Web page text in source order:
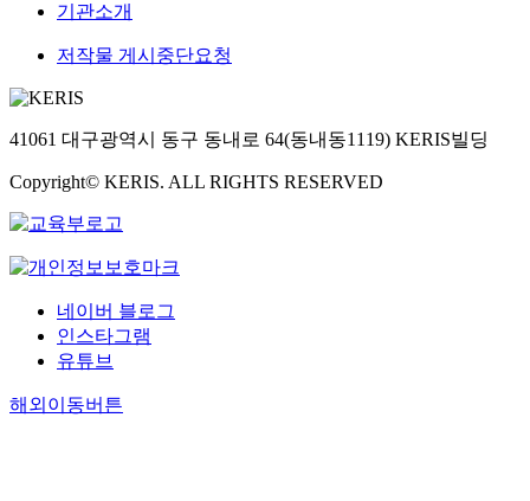
기관소개
저작물 게시중단요청
41061 대구광역시 동구 동내로 64(동내동1119) KERIS빌딩
Copyright© KERIS. ALL RIGHTS RESERVED
네이버 블로그
인스타그램
유튜브
해외이동버튼